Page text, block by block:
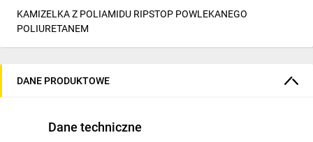
KAMIZELKA Z POLIAMIDU RIPSTOP POWLEKANEGO
POLIURETANEM
DANE PRODUKTOWE
Dane techniczne